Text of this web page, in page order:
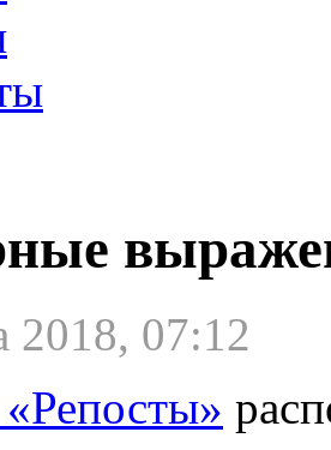
2018, 07:12
«Репосты»